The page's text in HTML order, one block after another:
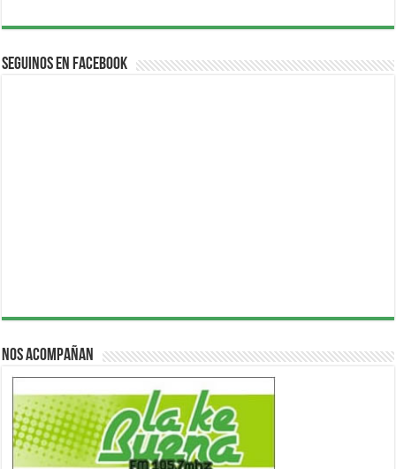
Seguinos en Facebook
Nos acompañan